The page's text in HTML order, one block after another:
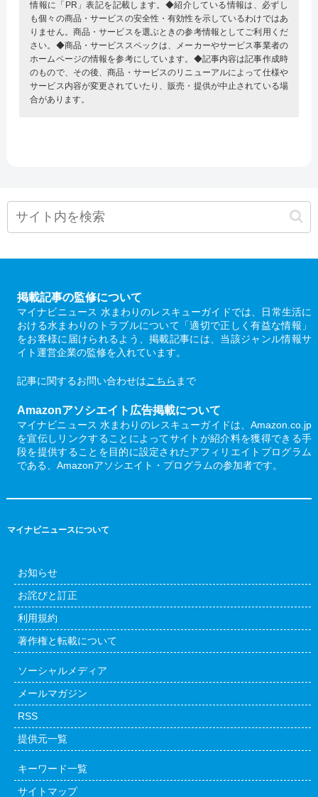
情報に「PR」表記を記載します。◆紹介している情報は、必ずし
も個々の商品・サービスの安全性・有効性を示しているわけではあ
りません。商品・サービスを選ぶときの参考情報としてご利用くだ
さい。◆商品・サービススペックは、メーカーやサービス事業者の
ホームページの情報を参考にしています。◆記事内容は記事作成時
のもので、その後、商品・サービスのリニューアルによって仕様や
サービス内容が変更されていたり、販売・提供が中止されている場
合があります。
掲載記事の監修について
マイナビニュース 水まわりのレスキューガイドでは、日常生活に
おける水まわりのトラブルについて「適切で正しく有益な情報」
をお客様に届けられるよう、掲載記事には、当該ジャンル情報サ
イト運営企業の監修を入れています。
記事に関するお問い合わせはこちら まで
Amazonアソシエイト広告掲載について
マイナビニュース 水まわりのレスキューガイドは、Amazon.co.jp
を宣伝しリンクすることによってサイトが紹介料を獲得できる手
段を提供することを目的に設定されたアフィリエイトプログラム
である、Amazonアソシエイト・プログラムの参加者です。
マイナビニュースについて
お知らせ
お詫びと訂正
利用規約
著作権と転載について
ソーシャルメディア
メールマガジン
RSS
提供元一覧
キーワード一覧
サイトマップ